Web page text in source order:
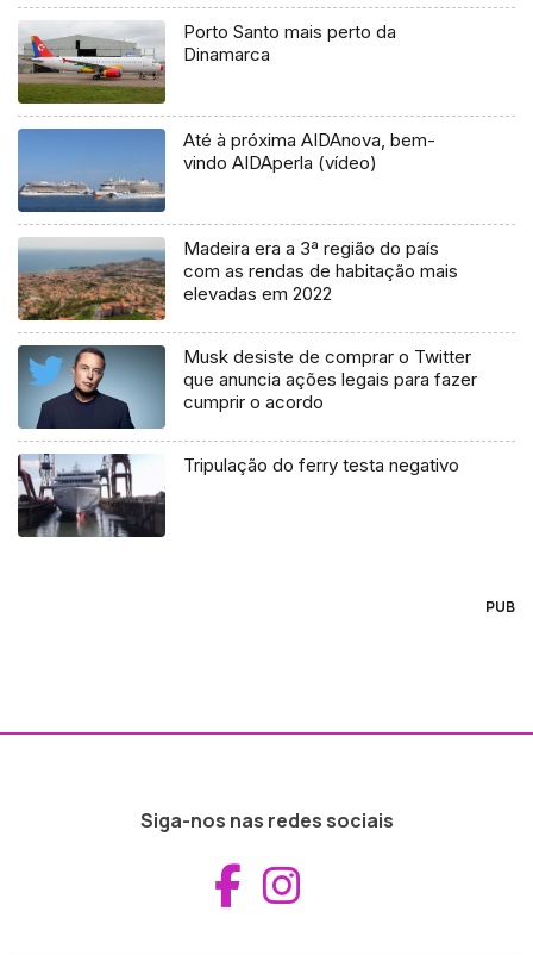
Porto Santo mais perto da
Dinamarca
Até à próxima AIDAnova, bem-
vindo AIDAperla (vídeo)
Madeira era a 3ª região do país
com as rendas de habitação mais
elevadas em 2022
Musk desiste de comprar o Twitter
que anuncia ações legais para fazer
cumprir o acordo
Tripulação do ferry testa negativo
PUB
Siga-nos nas redes sociais
Aceder ao